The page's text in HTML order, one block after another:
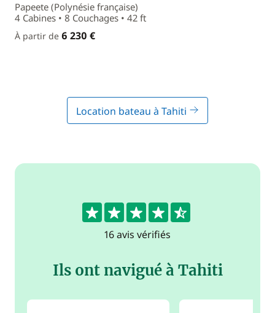
Papeete (Polynésie française)
4 Cabines • 8 Couchages • 42 ft
À partir de 6 230 €
Location bateau à Tahiti
4.6
16 avis vérifiés
Ils ont navigué à Tahiti